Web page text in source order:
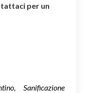
per un
Sanificazione